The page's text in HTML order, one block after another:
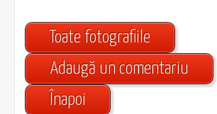
Toate fotografiile
Adaugă un comentariu
Înapoi